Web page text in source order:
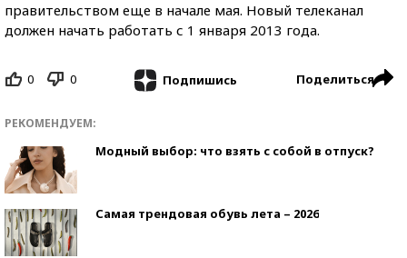
правительством еще в начале мая. Новый телеканал
должен начать работать с 1 января 2013 года.
0 0 Подпишись Поделиться
РЕКОМЕНДУЕМ:
Модный выбор: что взять с собой в отпуск?
Самая трендовая обувь лета – 2026